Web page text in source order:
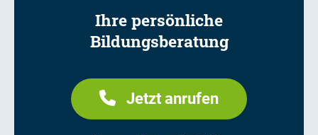
Ihre persönliche
Bildungsberatung
Jetzt anrufen